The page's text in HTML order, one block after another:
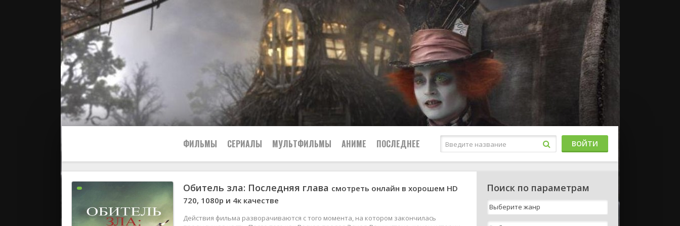
ФИЛЬМЫ
Все
2024
Криминал
СЕРИАЛЫ МУЛЬТФИЛЬМЫ АНИМЕ ПОСЛЕДНЕЕ
Все
ВОЙТИ
Обитель зла: Последняя глава смотреть онлайн в хорошем HD
720, 1080р и 4к качестве
Действия фильма разворачиваются с того момента, на котором закончилась
Поиск по параметрам